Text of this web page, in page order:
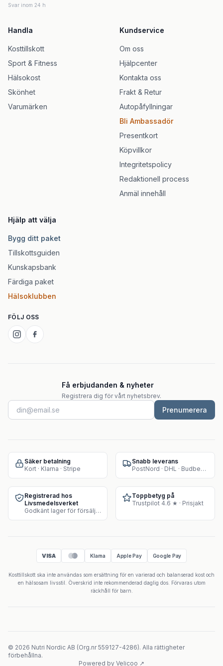
Svar inom 24 h
Handla
Kosttillskott
Sport & Fitness
Hälsokost
Skönhet
Varumärken
Kundservice
Om oss
Hjälpcenter
Kontakta oss
Frakt & Retur
Autopåfyllningar
Bli Ambassadör
Presentkort
Köpvillkor
Integritetspolicy
Redaktionell process
Anmäl innehåll
Hjälp att välja
Bygg ditt paket
Tillskottsguiden
Kunskapsbank
Färdiga paket
Hälsoklubben
FÖLJ OSS
Få erbjudanden & nyheter
Registrera dig för vårt nyhetsbrev.
Prenumerera
Säker betalning
Kort · Klarna · Stripe
Snabb leverans
PostNord · DHL · Budbee · Instabox
Registrerad hos
Livsmedelsverket
Godkänt lager för försäljning av kosttillskott
Toppbetyg på
Trustpilot 4.6 ★ · Prisjakt
VISA Klarna Apple Pay Google Pay
Kosttillskott ska inte användas som ersättning för en varierad och balanserad kost och
en hälsosam livsstil. Överskrid inte rekommenderad daglig dos. Förvaras utom
räckhåll för barn.
© 2026 Nutri Nordic AB (Org.nr 559127-4286). Alla rättigheter
förbehållna.
Powered by Velicoo ↗